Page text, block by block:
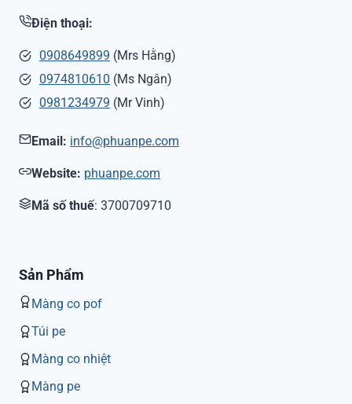
Điện thoại:
0908649899 (Mrs Hằng)
0974810610 (Ms Ngân)
0981234979 (Mr Vinh)
Email: info@phuanpe.com
Website: phuanpe.com
Mã số thuế: 3700709710
Sản Phẩm
Màng co pof
Túi pe
Màng co nhiệt
Màng pe